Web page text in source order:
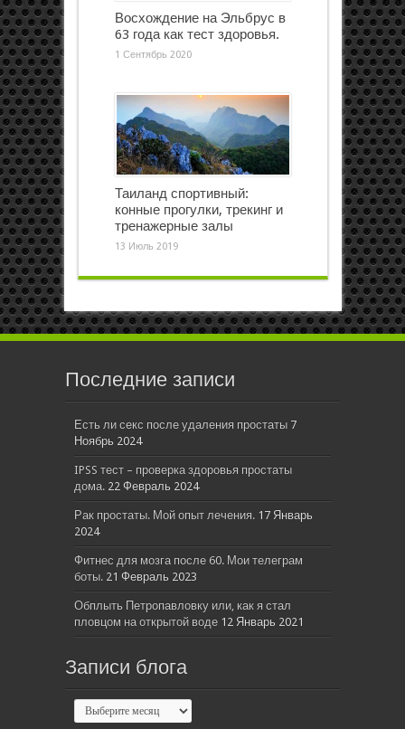
Восхождение на Эльбрус в
63 года как тест здоровья.
1 Сентябрь 2020
Таиланд спортивный:
конные прогулки, трекинг и
тренажерные залы
13 Июль 2019
Последние записи
Есть ли секс после удаления простаты 7
Ноябрь 2024
IPSS тест – проверка здоровья простаты
дома. 22 Февраль 2024
Рак простаты. Мой опыт лечения. 17 Январь
2024
Фитнес для мозга после 60. Мои телеграм
боты. 21 Февраль 2023
Обплыть Петропавловку или, как я стал
пловцом на открытой воде 12 Январь 2021
Записи блога